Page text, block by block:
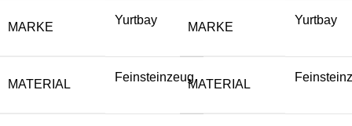
MARKE
Yurtbay
MATERIAL
Feinsteinzeug
MARKE
Yurtbay
MATERIAL